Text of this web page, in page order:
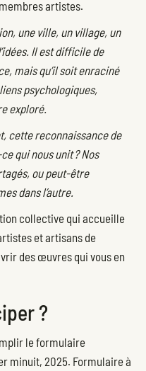
artistes.
une ville, un village, un
Il est difficile de
mais qu’il soit enraciné
psychologiques,
exploré.
cette reconnaissance de
qui nous unit ? Nos
ou peut-être
dans l’autre.
collective qui accueille
et artisans de
des œuvres qui vous en
?
le formulaire
minuit, 2025. Formulaire à